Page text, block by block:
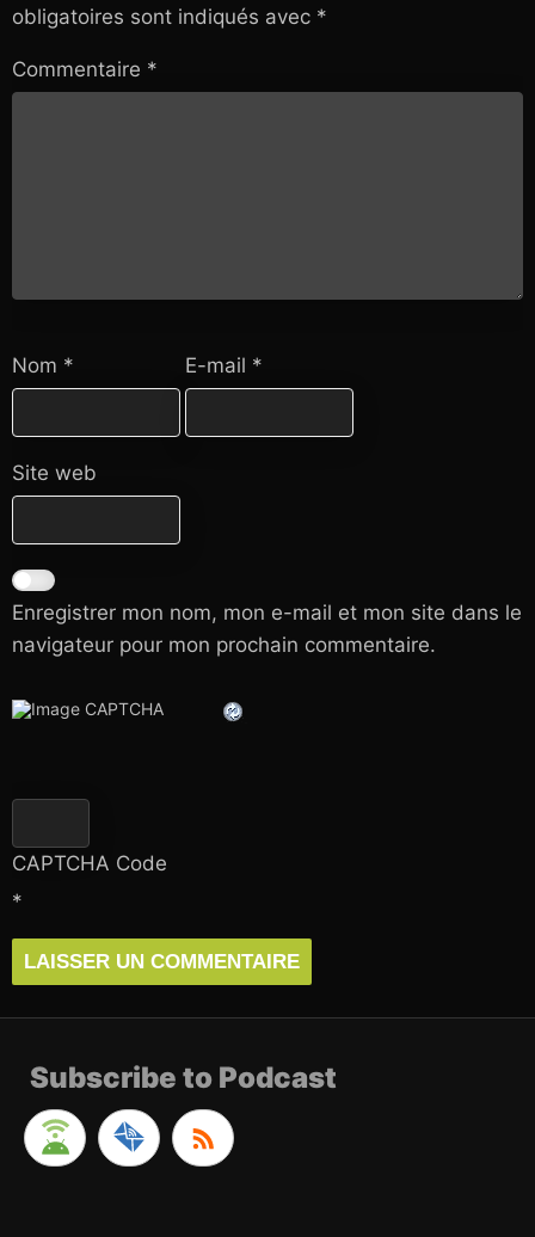
obligatoires sont indiqués avec *
Commentaire *
Nom * E-mail *
Site web
Enregistrer mon nom, mon e-mail et mon site dans le
navigateur pour mon prochain commentaire.
CAPTCHA Code
*
Subscribe to Podcast